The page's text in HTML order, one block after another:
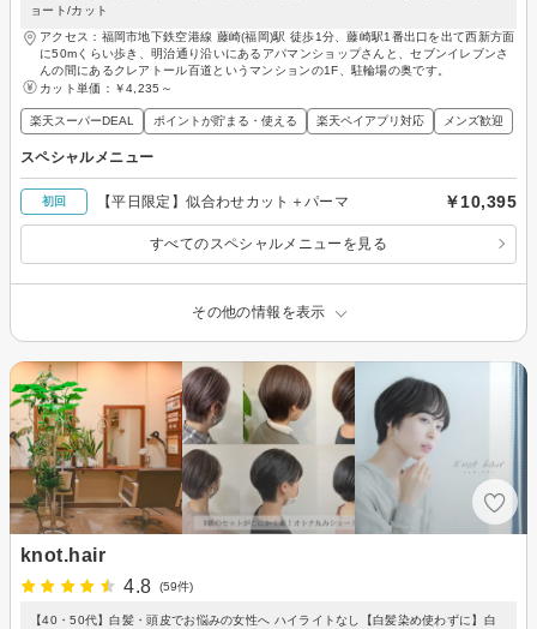
ョート/カット
アクセス：福岡市地下鉄空港線 藤崎(福岡)駅 徒歩1分、藤崎駅1番出口を出て西新方面
に50mくらい歩き、明治通り沿いにあるアパマンショップさんと、セブンイレブンさ
んの間にあるクレアトール百道というマンションの1F、駐輪場の奥です。
カット単価： ￥4,235～
楽天スーパーDEAL ポイントが貯まる・使える 楽天ペイアプリ対応 メンズ歓迎
スペシャルメニュー
初回 【平日限定】似合わせカット＋パーマ ￥10,395
すべてのスペシャルメニューを見る
その他の情報を表示
knot.hair
4.8
(59件)
【40・50代】白髪・頭皮でお悩みの女性へ ハイライトなし【白髪染め使わずに】白